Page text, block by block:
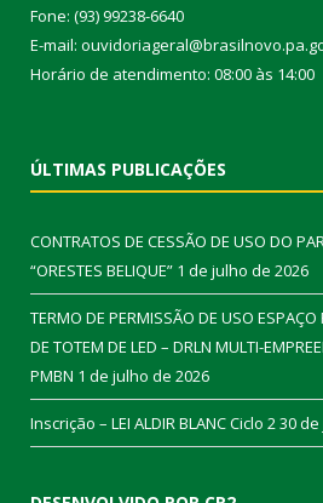
Fone: (93) 99238-6640
E-mail:
Horário de atendimento: 08:00 às 14:00
ÚLTIMAS PUBLICAÇÕES
CONTRATOS DE CESSÃO DE USO DO
“ORESTES BELIQUE” 1 de julho de 2026
TERMO DE PERMISSÃO DE USO
DE TOTEM DE LED – DRLN MULTI-
PMBN 1 de julho de 2026
Inscrição – LEI ALDIR BLANC Ciclo 230